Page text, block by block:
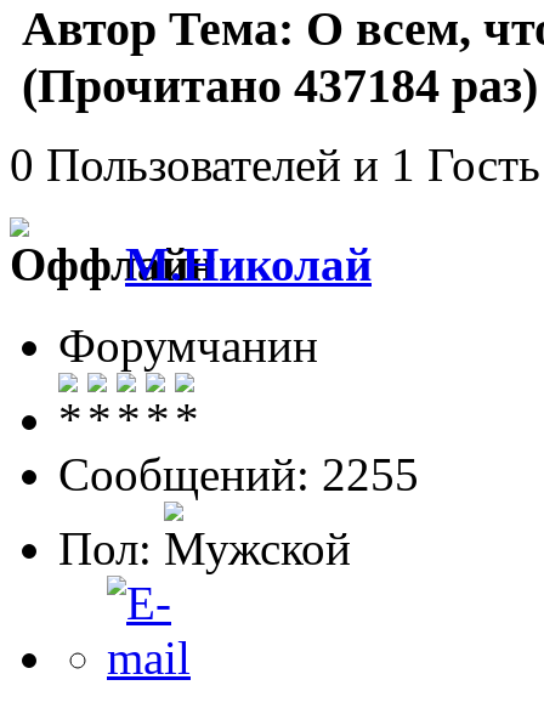
Автор Тема: О всем,
(Прочитано 437184 раз)
0 Пользователей и 1
М.Николай
Форумчанин
Сообщений: 2255
Пол: